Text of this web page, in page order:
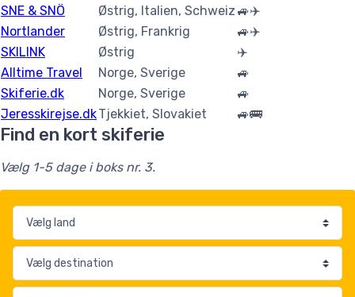
SNE & SNÖ
Østrig, Italien, Schweiz 🚙✈️
Nortlander
Østrig, Frankrig
🚙✈️
SKILINK
Østrig
✈️
Alltime Travel
Norge, Sverige
🚙
Skiferie.dk
Norge, Sverige
🚙
Jeresskirejse.dkTjekkiet, Slovakiet 🚙🚌
Find en kort skiferie
Vælg 1-5 dage i boks nr. 3.